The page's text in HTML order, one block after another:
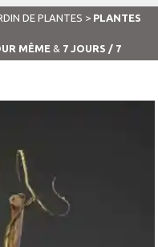
DE PLANTES > PLANTES
MÊME & 7 JOURS / 7